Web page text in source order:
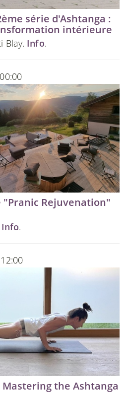
série d'Ashtanga :
intérieure
Blay. Info.
"Pranic Rejuvenation"
Info.
the Ashtanga